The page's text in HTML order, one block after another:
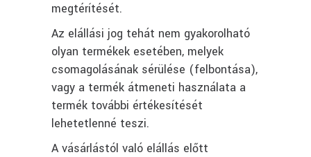
megtérítését.
Az elállási jog tehát nem gyakorolható
olyan termékek esetében, melyek
csomagolásának sérülése (felbontása),
vagy a termék átmeneti használata a
termék további értékesítését
lehetetlenné teszi.
A vásárlástól való elállás előtt